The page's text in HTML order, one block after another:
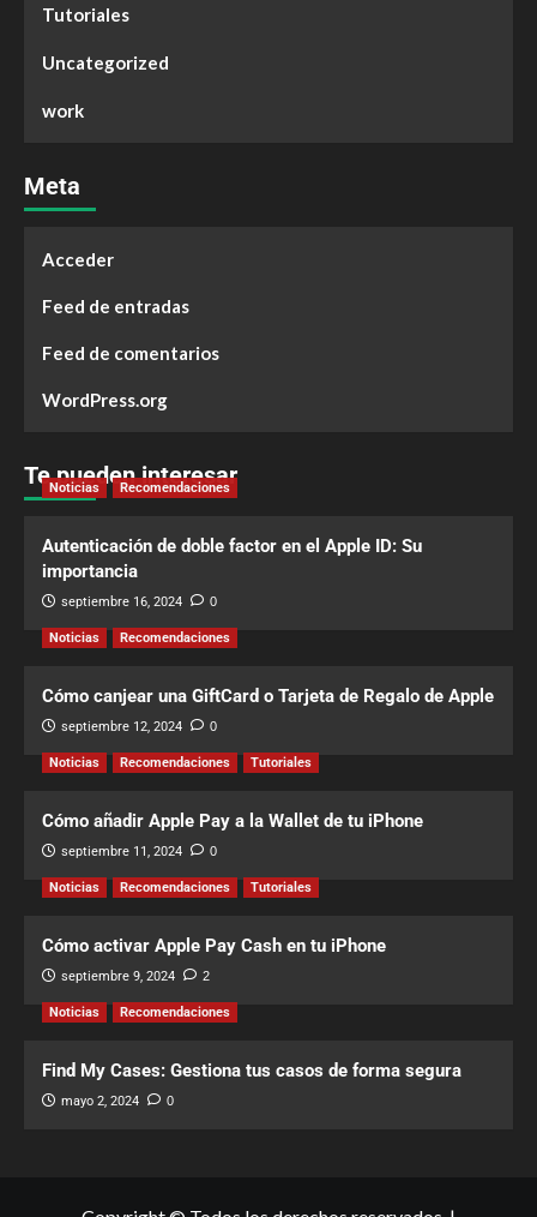
Tutoriales
Uncategorized
work
Meta
Acceder
Feed de entradas
Feed de comentarios
WordPress.org
Te pueden interesar
Noticias Recomendaciones
Autenticación de doble factor en el Apple ID: Su
importancia
septiembre 16, 2024 0
Noticias Recomendaciones
Cómo canjear una GiftCard o Tarjeta de Regalo de Apple
septiembre 12, 2024 0
Noticias Recomendaciones Tutoriales
Cómo añadir Apple Pay a la Wallet de tu iPhone
septiembre 11, 2024 0
Noticias Recomendaciones Tutoriales
Cómo activar Apple Pay Cash en tu iPhone
septiembre 9, 2024 2
Noticias Recomendaciones
Find My Cases: Gestiona tus casos de forma segura
mayo 2, 2024 0